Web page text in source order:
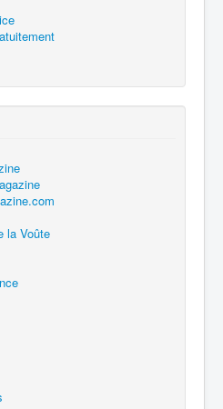
la Voûte